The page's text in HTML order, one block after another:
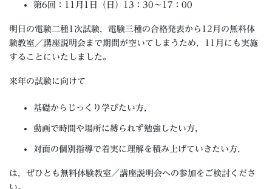
第6回：11月1日（日）13：30～17：00
明日の電験二種1次試験，電験三種の合格発表から12月の無料体
験教室／講座説明会まで期間が空いてしまうため，11月にも実施
することにいたしました。
来年の試験に向けて
基礎からじっくり学びたい方，
動画で時間や場所に縛られず勉強したい方，
対面の個別指導で着実に理解を積み上げていきたい方，
は，ぜひとも無料体験教室／講座説明会への参加をご検討くださ
い。